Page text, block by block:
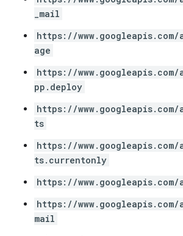
_mail
https://
age
https://
pp.deploy
https://www.googleapis.com/
ts
https://www.googleapis.com/
ts.currentonly
https://
https://
mail